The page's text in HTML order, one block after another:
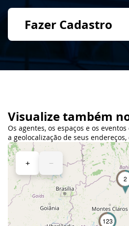
Fazer Cadastro
Visualize também
Os agentes, os espaços e os
a geolocalização de seus
123
2
+ −